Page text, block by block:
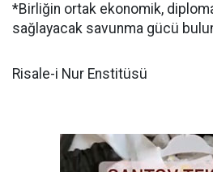
*Birliğin ortak ekonomik,
sağlayacak savunma gücü
Risale-i Nur Enstitüsü